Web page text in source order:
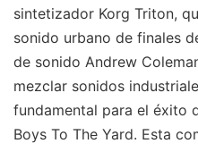
sintetizador Korg Triton,
sonido urbano de finales
de sonido Andrew
mezclar sonidos
fundamental para el éxito
Boys To The Yard. Esta